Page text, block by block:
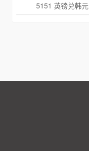
5151 英镑兑韩元